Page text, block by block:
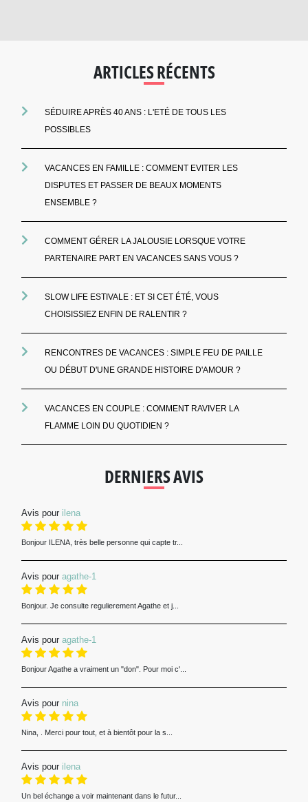
ARTICLES RÉCENTS
SÉDUIRE APRÈS 40 ANS : L'ETÉ DE TOUS LES
POSSIBLES
VACANCES EN FAMILLE : COMMENT EVITER LES
DISPUTES ET PASSER DE BEAUX MOMENTS
ENSEMBLE ?
COMMENT GÉRER LA JALOUSIE LORSQUE VOTRE
PARTENAIRE PART EN VACANCES SANS VOUS ?
SLOW LIFE ESTIVALE : ET SI CET ÉTÉ, VOUS
CHOISISSIEZ ENFIN DE RALENTIR ?
RENCONTRES DE VACANCES : SIMPLE FEU DE PAILLE
OU DÉBUT D'UNE GRANDE HISTOIRE D'AMOUR ?
VACANCES EN COUPLE : COMMENT RAVIVER LA
FLAMME LOIN DU QUOTIDIEN ?
DERNIERS AVIS
Avis pour ilena
Bonjour ILENA, très belle personne qui capte tr...
Avis pour agathe-1
Bonjour. Je consulte regulierement Agathe et j...
Avis pour agathe-1
Bonjour Agathe a vraiment un "don". Pour moi c'...
Avis pour nina
Nina, . Merci pour tout, et à bientôt pour la s...
Avis pour ilena
Un bel échange a voir maintenant dans le futur...